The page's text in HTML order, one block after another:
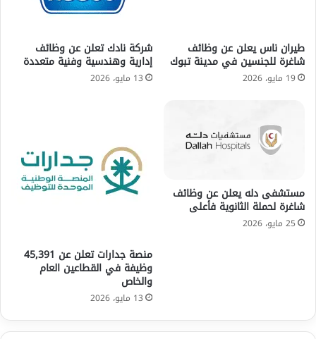
طيران ناس يعلن عن وظائف
شاغرة للجنسين في مدينة تبوك
19 مايو، 2026
شركة نادك تعلن عن وظائف
إدارية وهندسية وفنية متعددة
13 مايو، 2026
مستشفى دله يعلن عن وظائف
شاغرة لحملة الثانوية فأعلى
25 مايو، 2026
منصة جدارات تعلن عن 45,391
وظيفة في القطاعين العام
والخاص
13 مايو، 2026